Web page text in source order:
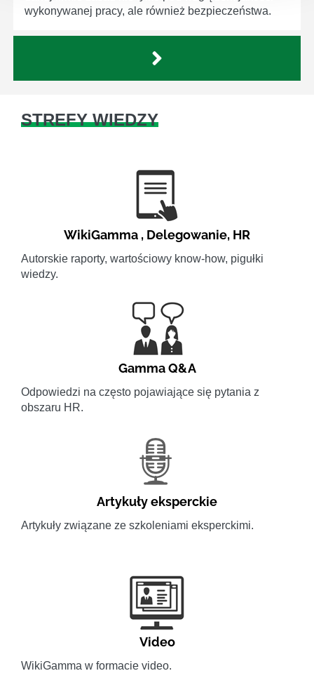
wykonywanej pracy, ale również bezpieczeństwa.
STREFY WIEDZY
WikiGamma , Delegowanie, HR
Autorskie raporty, wartościowy know-how, pigułki
wiedzy.
Gamma Q&A
Odpowiedzi na często pojawiające się pytania z
obszaru HR.
Artykuły eksperckie
Artykuły związane ze szkoleniami eksperckimi.
Video
WikiGamma w formacie video.